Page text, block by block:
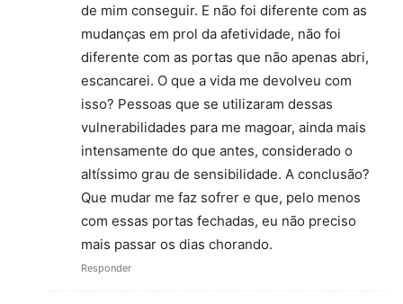
de mim conseguir. E não foi diferente com as
mudanças em prol da afetividade, não foi
diferente com as portas que não apenas abri,
escancarei. O que a vida me devolveu com
isso? Pessoas que se utilizaram dessas
vulnerabilidades para me magoar, ainda mais
intensamente do que antes, considerado o
altíssimo grau de sensibilidade. A conclusão?
Que mudar me faz sofrer e que, pelo menos
com essas portas fechadas, eu não preciso
mais passar os dias chorando.
Responder